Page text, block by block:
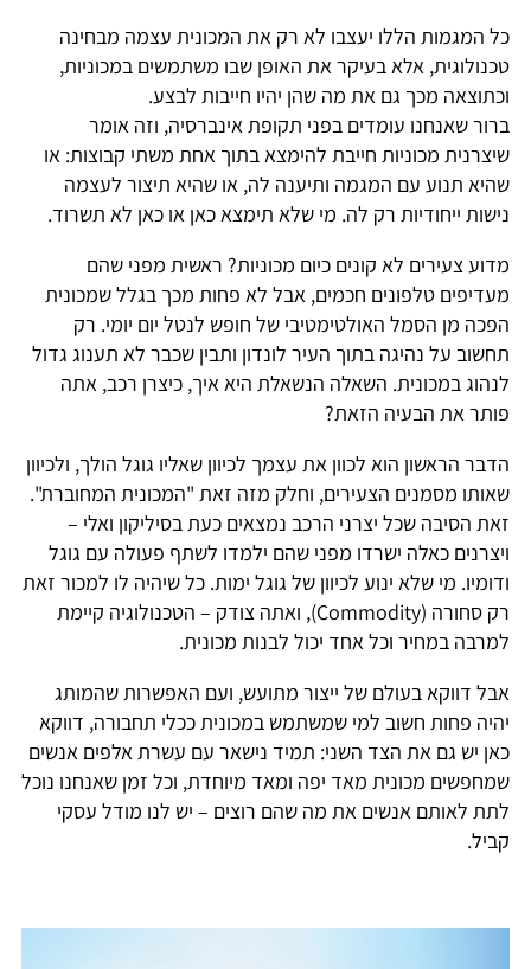
המגמות הללו יעצבו לא רק את המכונית עצמה מבחינה
אלא בעיקר את האופן שבו משתמשים במכוניות,
מכך גם את מה שהן יהיו חייבות לבצע.
שאנחנו עומדים בפני תקופת אינברסיה, וזה אומר
מכוניות חייבת להימצא בתוך אחת משתי קבוצות: או
תנוע עם המגמה ותיענה לה, או שהיא תיצור לעצמה
ייחודיות רק לה. מי שלא תימצא כאן או כאן לא תשרוד.
צעירים לא קונים כיום מכוניות? ראשית מפני שהם
טלפונים חכמים, אבל לא פחות מכך בגלל שמכונית
מן הסמל האולטימטיבי של חופש לנטל יום יומי. רק
על נהיגה בתוך העיר לונדון ותבין שכבר לא תענוג גדול
במכונית. השאלה הנשאלת היא איך, כיצרן רכב, אתה
את הבעיה הזאת?
הראשון הוא לכוון את עצמך לכיוון שאליו גוגל הולך, ולכיוון
מסמנים הצעירים, וחלק מזה זאת "המכונית המחוברת".
הסיבה שכל יצרני הרכב נמצאים כעת בסיליקון ואלי –
כאלה ישרדו מפני שהם ילמדו לשתף פעולה עם גוגל
מי שלא ינוע לכיוון של גוגל ימות. כל שיהיה לו למכור זאת
רק סחורה (Commodity), ואתה צודק – הטכנולוגיה קיימת
במחיר וכל אחד יכול לבנות מכונית.
דווקא בעולם של ייצור מתועש, ועם האפשרות שהמותג
פחות חשוב למי שמשתמש במכונית ככלי תחבורה, דווקא
יש גם את הצד השני: תמיד נישאר עם עשרת אלפים אנשים
מכונית מאד יפה ומאד מיוחדת, וכל זמן שאנחנו נוכל
לאותם אנשים את מה שהם רוצים – יש לנו מודל עסקי